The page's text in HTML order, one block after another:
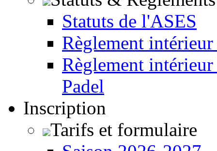
Statuts de l'ASES
Règlement
Règlement
Padel
Inscription
Tarifs et formulaire